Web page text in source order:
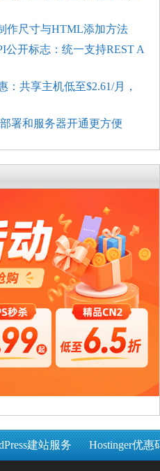
作尺寸与HTML添加方法
公开标志：统一支持REST A
：共享主机低至$2.61/月，
署和服务器开通更方便
建站服务 Hostinger优惠